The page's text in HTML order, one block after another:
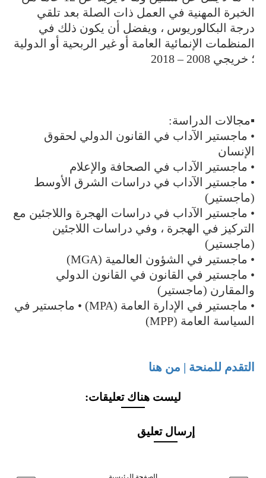
الخبرة المهنية في العمل ذات الصلة بعد تلقي
درجة البكالوريوس ، ويفضل أن يكون ذلك في
المنظمات الإنمائية العامة أو غير الربحية أو الدولية
؛ خريجي 2008 – 2018
▪️مجالات الدراسة:
• ماجستير الآداب في القانون الدولي لحقوق
الإنسان
• ماجستير الآداب في الصحافة والإعلام
• ماجستير الآداب في دراسات الشرق الأوسط
(ماجستير)
• ماجستير الآداب في دراسات الهجرة واللاجئين مع
التركيز في الهجرة ، وفي دراسات اللاجئين
(ماجستير)
• ماجستير في الشؤون العالمية (MGA)
• ماجستير في القانون في القانون الدولي
والمقارن (ماجستير)
• ماجستير في الإدارة العامة (MPA) • ماجستير في
السياسة العامة (MPP)
التقدم للمنحة | من هنا
ليست هناك تعليقات:
إرسال تعليق